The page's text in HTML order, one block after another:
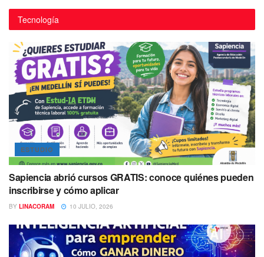
Tecnología
ESTUDIO
Sapiencia abrió cursos GRATIS: conoce quiénes pueden
inscribirse y cómo aplicar
BY LINACORAM 10 JULIO, 2026